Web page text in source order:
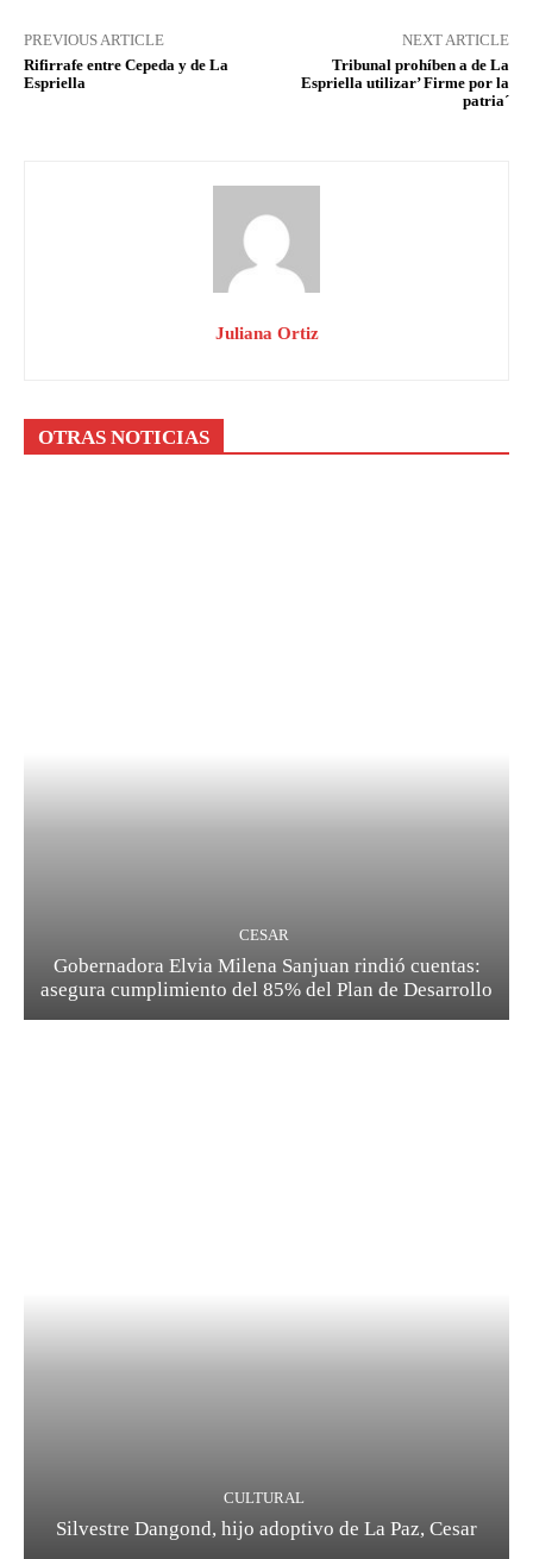
PREVIOUS ARTICLE
Rifirrafe entre Cepeda y de La
Espriella
NEXT ARTICLE
Tribunal prohíben a de La
Espriella utilizar’ Firme por la
patria´
Juliana Ortiz
OTRAS NOTICIAS
CESAR
Gobernadora Elvia Milena Sanjuan rindió cuentas:
asegura cumplimiento del 85% del Plan de Desarrollo
CULTURAL
Silvestre Dangond, hijo adoptivo de La Paz, Cesar